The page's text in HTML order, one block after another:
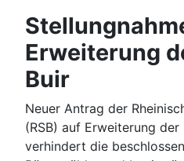
Erweiterung
Buir
Neuer Antrag der
(RSB) auf Erweiterung
verhindert die